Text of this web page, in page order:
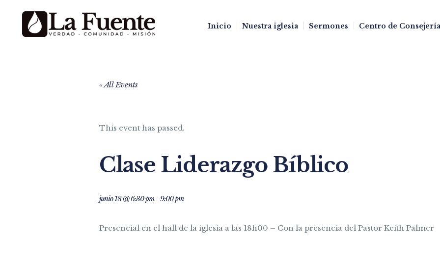
Inicio Nuestra iglesia Sermones Centro de
« All Events
This event has passed.
Clase Liderazgo Bíblico
junio 18 @ 6:30 pm-9:00 pm
Presencial en el hall de la iglesia a las 18h00 – Con la presencia del Pastor Keith Palmer